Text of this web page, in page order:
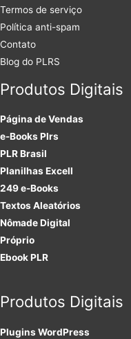
Termos de serviço
Política anti-spam
Contato
Blog do PLRS
Produtos Digitais
Página de Vendas
e-Books Plrs
PLR Brasil
Planilhas Excell
249 e-Books
Textos Aleatórios
Nômade Digital
Próprio
Ebook PLR
Produtos Digitais
PluginsWordPress